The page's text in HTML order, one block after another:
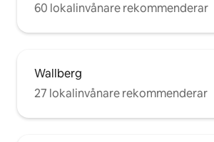
60 lokalinvånare rekommenderar
Wallberg
27 lokalinvånare rekommenderar